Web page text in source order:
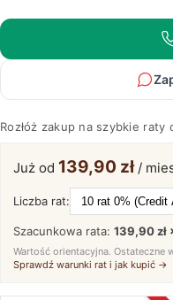
cm
Avero
Rozłóż zakup na szybkie raty
Już od 139,90 zł/
Liczba rat:
Szacunkowa rata: 139,90 zł
Wartość orientacyjna. Ostateczne
Sprawdź warunki rat i jak kupić →